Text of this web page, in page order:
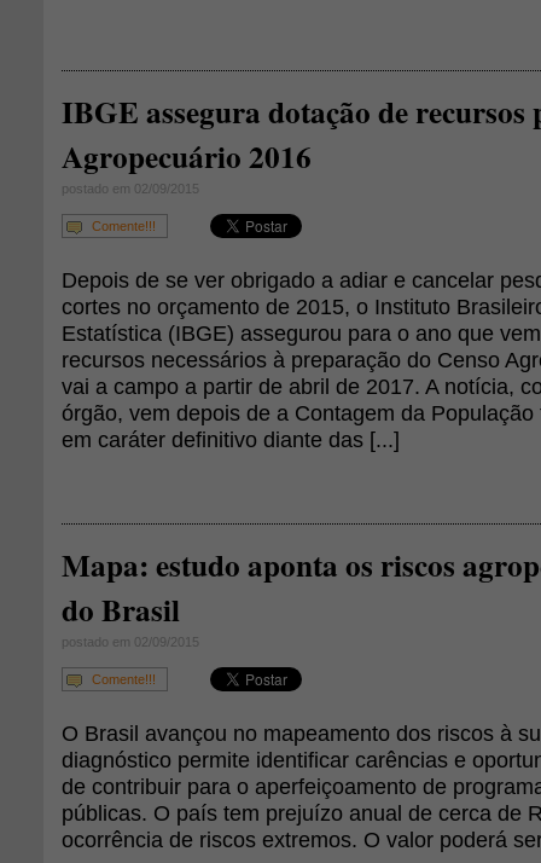
IBGE assegura dotação de recursos
Agropecuário 2016
postado em 02/09/2015
Comente!!!
Depois de se ver obrigado a adiar e cancelar
cortes no orçamento de 2015, o Instituto
Estatística (IBGE) assegurou para o ano que
recursos necessários à preparação do Censo
vai a campo a partir de abril de 2017. A notícia,
órgão, vem depois de a Contagem da
em caráter definitivo diante das [...]
Mapa: estudo aponta os riscos
do Brasil
postado em 02/09/2015
Comente!!!
O Brasil avançou no mapeamento dos riscos à
diagnóstico permite identificar carências e
de contribuir para o aperfeiçoamento de
públicas. O país tem prejuízo anual de cerca de
ocorrência de riscos extremos. O valor poderá